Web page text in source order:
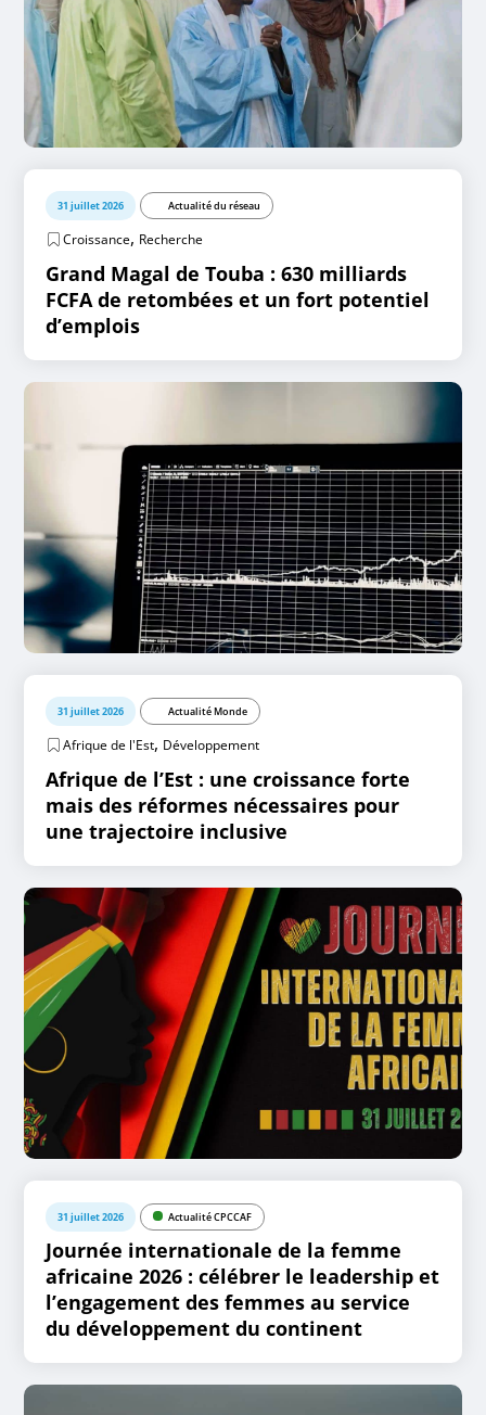
31 juillet 2026 Actualité du réseau
Croissance, Recherche
Grand Magal de Touba : 630 milliards
FCFA de retombées et un fort potentiel
d’emplois
31 juillet 2026 Actualité Monde
Afrique de l'Est, Développement
Afrique de l’Est : une croissance forte
mais des réformes nécessaires pour
une trajectoire inclusive
31 juillet 2026 Actualité CPCCAF
Journée internationale de la femme
africaine 2026 : célébrer le leadership et
l’engagement des femmes au service
du développement du continent